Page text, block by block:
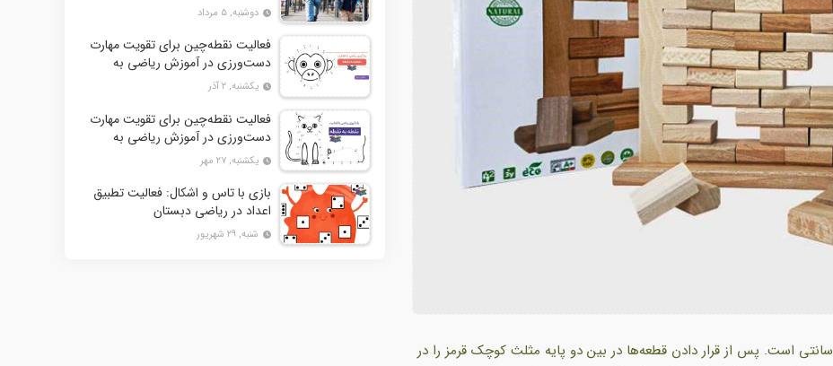
بازی دیوار چوبی متشکل از یک بدنه و 40 قطعه چوبی 4 سانتی است. پس از قرار دادن قطعه‌ها در بین دو پایه مثلث کوچک قرمز را در
دوشنبه, ۵ مرداد
فعالیت نقطه‌چین برای تقویت مهارت
دست‌ورزی در آموزش ریاضی به
یکشنبه, ۲ آذر
فعالیت نقطه‌چین برای تقویت مهارت
دست‌ورزی در آموزش ریاضی به
کودکان+ 10 کاربرگ فعالیت
یکشنبه, ۲۷ مهر
بازی با تاس و اشکال: فعالیت تطبیق
اعداد در ریاضی دبستان
شنبه, ۲۹ شهریور